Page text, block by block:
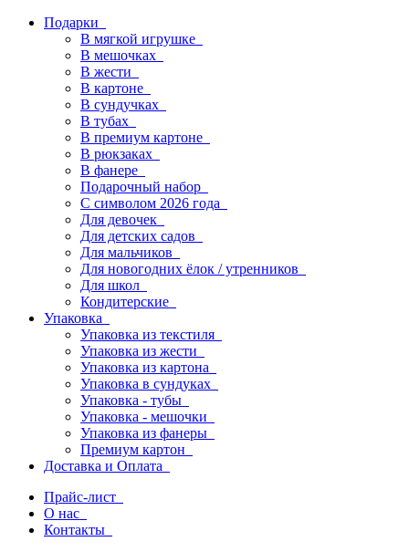
Подарки
В мягкой игрушке
В мешочках
В жести
В картоне
В сундучках
В тубах
В премиум картоне
В рюкзаках
В фанере
Подарочный набор
С символом 2026 года
Для девочек
Для детских садов
Для мальчиков
Для новогодних ёлок / утренников
Для школ
Кондитерские
Упаковка
Упаковка из текстиля
Упаковка из жести
Упаковка из картона
Упаковка в сундуках
Упаковка - тубы
Упаковка - мешочки
Упаковка из фанеры
Премиум картон
Доставка и Оплата
Прайс-лист
О нас
Контакты